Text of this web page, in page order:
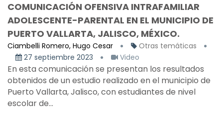
COMUNICACIÓN OFENSIVA INTRAFAMILIAR
ADOLESCENTE-PARENTAL EN EL MUNICIPIO DE
PUERTO VALLARTA, JALISCO, MÉXICO.
Ciambelli Romero, Hugo Cesar
Otras temáticas
27 septiembre 2023
Video
En esta comunicación se presentan los resultados
obtenidos de un estudio realizado en el municipio de
Puerto Vallarta, Jalisco, con estudiantes de nivel
escolar de...